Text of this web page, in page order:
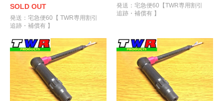
SOLD OUT
発送：宅急便60【 TWR専用割引
追跡・補償有 】
発送：宅急便60【TWR専用割引
追跡・補償有 】